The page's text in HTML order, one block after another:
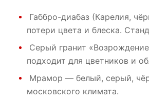
Габбро-диабаз(Карелия,
потери цвета и блеска.
Серый гранит
подходит для цветников и
Мрамор — белый, серый,
московского климата.